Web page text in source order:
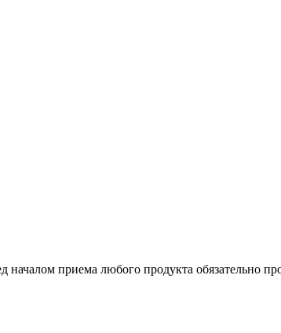
приема любого продукта обязательно